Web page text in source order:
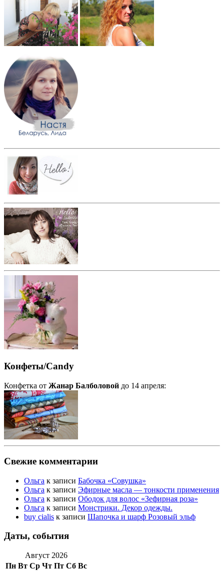
Конфеты/Candy
Конфетка от Жанар Балболовой до 14 апреля:
Свежие комментарии
Ольга к записи Бабочка «Совушка»
Ольга к записи Эфирные масла — тонкости применения
Ольга к записи Ободок для волос «Зефирная роза»
Ольга к записи Монстрики. Декор одежды.
buy cialis к записи Шапочка и шарф Розовый эльф
Даты, события
Август 2026
Пн Вт Ср Чт Пт Сб Вс